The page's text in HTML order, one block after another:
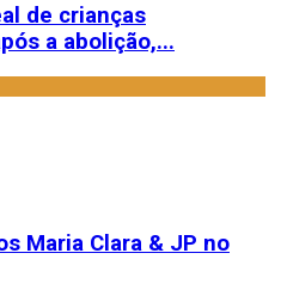
de crianças
a abolição,...
Maria Clara & JP no